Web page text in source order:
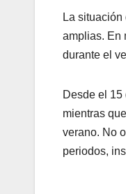
La
amplias. En
durante el
Desde el
mientras
verano. No
periodos,